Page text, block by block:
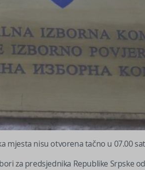
mjesta nisu otvorena tačno u 07.00
za predsjednika Republike Srpske